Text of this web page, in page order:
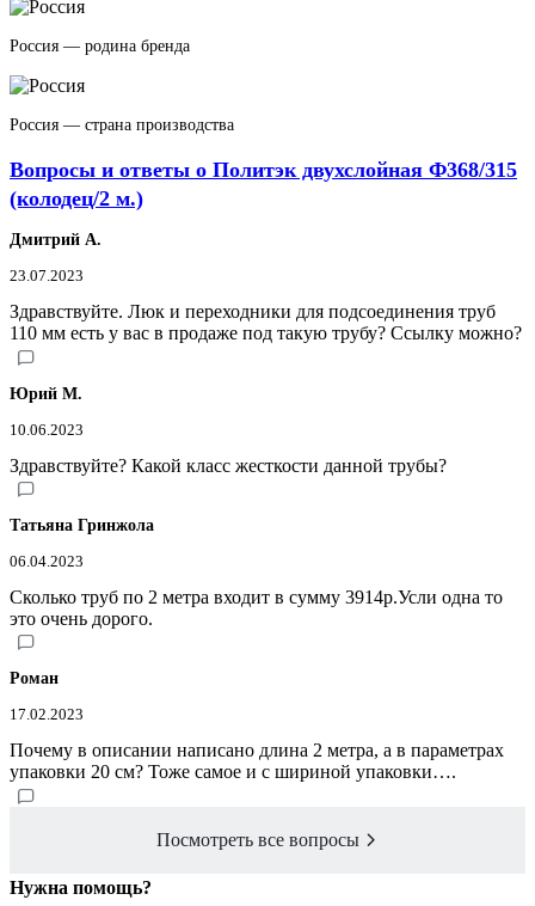
Россия — родина бренда
Россия — страна производства
Вопросы и ответы о Политэк двухслойная Ф368/315
(колодец/2 м.)
Дмитрий А.
23.07.2023
Здравствуйте. Люк и переходники для подсоединения труб
110 мм есть у вас в продаже под такую трубу? Ссылку можно?
Юрий М.
10.06.2023
Здравствуйте? Какой класс жесткости данной трубы?
Татьяна Гринжола
06.04.2023
Сколько труб по 2 метра входит в сумму 3914р.Усли одна то
это очень дорого.
Роман
17.02.2023
Почему в описании написано длина 2 метра, а в параметрах
упаковки 20 см? Тоже самое и с шириной упаковки….
Посмотреть все вопросы
Нужна помощь?